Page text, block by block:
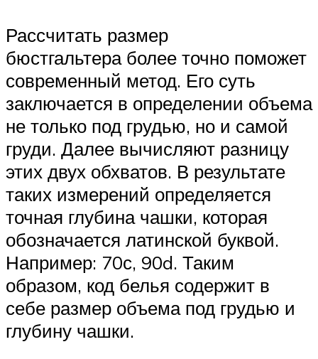
Рассчитать размер
бюстгальтера более точно поможет
современный метод. Его суть
заключается в определении объема
не только под грудью, но и самой
груди. Далее вычисляют разницу
этих двух обхватов. В результате
таких измерений определяется
точная глубина чашки, которая
обозначается латинской буквой.
Например: 70с, 90d. Таким
образом, код белья содержит в
себе размер объема под грудью и
глубину чашки.